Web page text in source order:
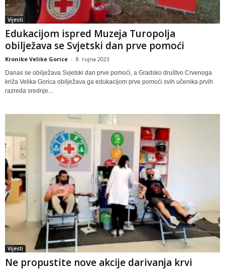
Vijesti
Edukacijom ispred Muzeja Turopolja
obilježava se Svjetski dan prve pomoći
Kronike Velike Gorice - 8. rujna 2023
Danas se obilježava Svjetski dan prve pomoći, a Gradsko društvo Crvenoga
križa Velika Gorica obilježava ga edukacijom prve pomoći svih učenika prvih
razreda srednje...
Vijesti
Ne propustite nove akcije darivanja krvi